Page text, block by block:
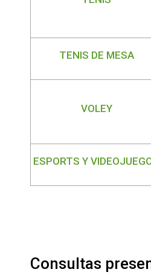
TENIS DE MESA
VOLEY
ESPORTS Y
Consultas